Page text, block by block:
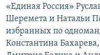
«Единая Россия»
Шеремета и Натальи
избранных по
Константина